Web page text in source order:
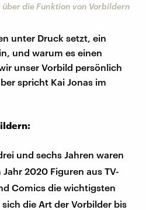
über die Funktion von Vorbildern
unter Druck setzt, ein
und warum es einen
unser Vorbild persönlich
spricht Kai Jonas im
und sechs Jahren waren
Jahr 2020 Figuren aus TV-
Comics die wichtigsten
die Art der Vorbilder bis